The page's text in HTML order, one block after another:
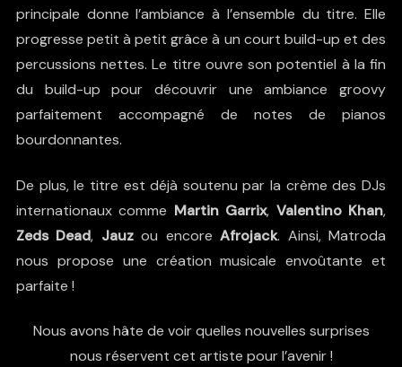
principale donne l’ambiance à l’ensemble du titre. Elle
progresse petit à petit grâce à un court build-up et des
percussions nettes. Le titre ouvre son potentiel à la fin
du build-up pour découvrir une ambiance groovy
parfaitement accompagné de notes de pianos
bourdonnantes.
De plus, le titre est déjà soutenu par la crème des DJs
internationaux comme Martin Garrix, Valentino Khan,
Zeds Dead, Jauzou encoreAfrojack. Ainsi, Matroda
nous propose une création musicale envoûtante et
parfaite !
Nous avons hâte de voir quelles nouvelles surprises
nous réservent cet artiste pour l’avenir !